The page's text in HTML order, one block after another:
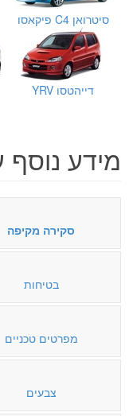
סיטרואן C4 פיקאסו
דייהטסו YRV
מידע
סקירה מקיפה
בטיחות
מפרטים טכניים
צבעים